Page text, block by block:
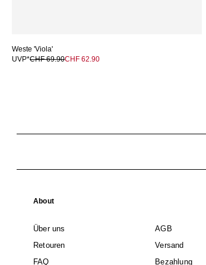
Weste 'Viola'
UVP*CHF 69.90CHF 62.90
About
Über uns
AGB
Retouren
Versand
FAQ
Bezahlung